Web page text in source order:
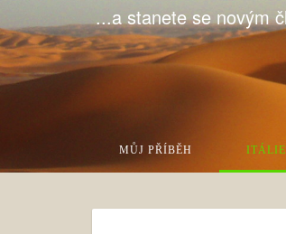
...a stanete se novým
MŮJ PŘÍBĚH ITÁLIE